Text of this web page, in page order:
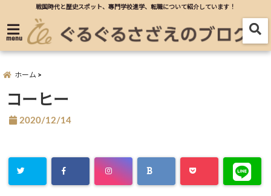
戦国時代と歴史スポット、專門学校進学、転職について紹介しています！
menu
ホーム
コーヒー
2020/12/14